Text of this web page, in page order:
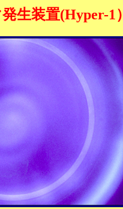
生装置(Hyper-1）